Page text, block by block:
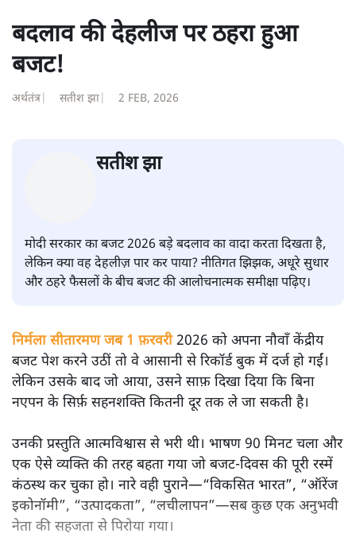
बदलाव की देहलीज पर ठहरा हुआ
बजट!
अर्थतंत्र सतीश झा 2 FEB, 2026
सतीश झा
मोदी सरकार का बजट 2026 बड़े बदलाव का वादा करता दिखता है,
और ठहरे फैसलों के बीच बजट की आलोचनात्मक समीक्षा पढ़िए।